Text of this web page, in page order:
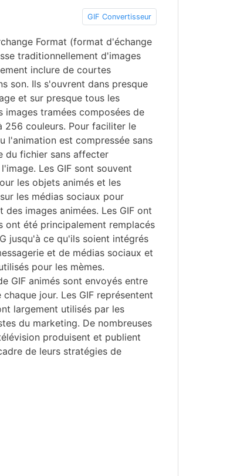
GIF Convertisseur
Format (format d'échange
traditionnellement d'images
inclure de courtes
son. Ils s'ouvrent dans presque
et sur presque tous les
images tramées composées de
256 couleurs. Pour faciliter le
l'animation est compressée sans
du fichier sans affecter
Les GIF sont souvent
les objets animés et les
les médias sociaux pour
images animées. Les GIF ont
ont été principalement remplacés
jusqu'à ce qu'ils soient intégrés
et de médias sociaux et
pour les mèmes.
GIF animés sont envoyés entre
jour. Les GIF représentent
largement utilisés par les
du marketing. De nombreuses
produisent et publient
de leurs stratégies de